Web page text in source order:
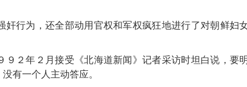
奸行为，还全部动用官权和军权疯狂地进行了对朝鲜妇
９２年２月接受《北海道新闻》记者采访时坦白说，要
有一个人主动答应。